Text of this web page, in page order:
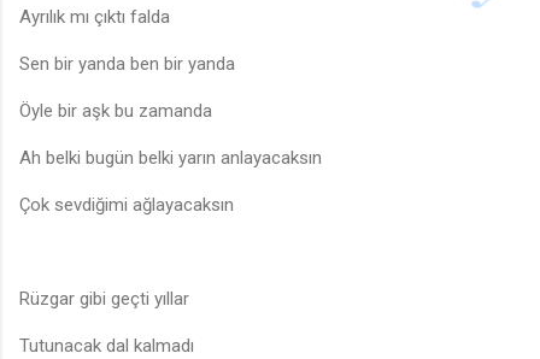
Ayrılık mı çıktı falda
Sen bir yanda ben bir yanda
Öyle bir aşk bu zamanda
Ah belki bugün belki yarın anlayacaksın
Çok sevdiğimi ağlayacaksın
Rüzgar gibi geçti yıllar
Tutunacak dal kalmadı
🎵